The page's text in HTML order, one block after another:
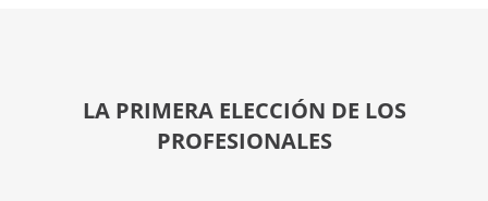
LA PRIMERA ELECCIÓN DE LOS
PROFESIONALES